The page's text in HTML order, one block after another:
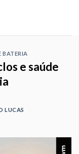
BATERIA
e saúde
LUCAS